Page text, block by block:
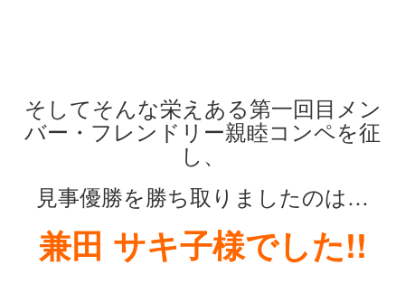
そしてそんな栄えある第一回目メン
バー・フレンドリー親睦コンペを征
し、
見事優勝を勝ち取りましたのは…
兼田 サキ子様でした!!